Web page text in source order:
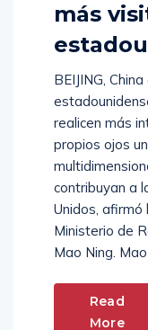
más
BEIJING,
realicen más
propios ojos
contribuyan a
Unidos, afirmó
Ministerio de
Mao Ning.
Read
More